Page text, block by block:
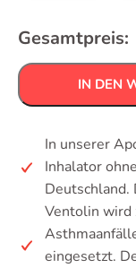
Gesamtpreis:
IN DEN
In unserer
Inhalator
Deutschland.
Ventolin wird
eingesetzt.